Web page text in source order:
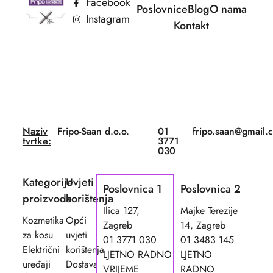
PoslovniceBlogO nama
Kontakt
Instagram
Naziv
tvrtke:
Fripo-Saan d.o.o. 01
3771
030
Kategorije
proizvoda
Kozmetika
za kosu
Električni
uređaji
Uvjeti
korištenja
Opći
uvjeti
korištenja
Dostava
Poslovnica 1
Ilica 127,
Zagreb
01 3771 030
LJETNO RADNO
VRIJEME
Poslovnica 2
Majke Terezije
14, Zagreb
01 3483 145
LJETNO
RADNO